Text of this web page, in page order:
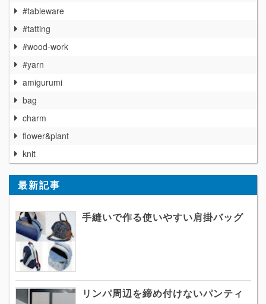
#tableware
#tatting
#wood-work
#yarn
amigurumi
bag
charm
flower&plant
knit
最新記事
手縫いで作る使いやすい肩掛バッグ
リンパ周辺を締め付けないパンティ